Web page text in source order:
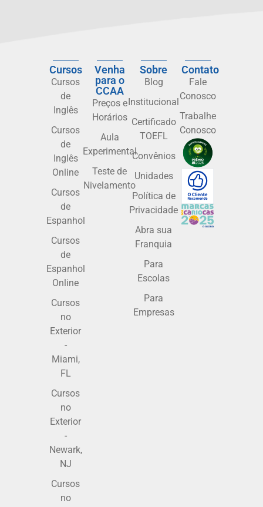
Cursos
Cursos
de
Inglês
Cursos
de
Inglês
Online
Cursos
de
Espanhol
Cursos
de
Espanhol
Online
Cursos
no
Exterior
-
Miami,
FL
Cursos
no
Exterior
-
Newark,
NJ
Cursos
no
Venha
para o
CCAA
Preços e
Horários
Aula
Experimental
Teste de
Nivelamento
Sobre
Blog
Institucional
Certificado
TOEFL
Convênios
Unidades
Política de
Privacidade
Abra sua
Franquia
Para
Escolas
Para
Empresas
Contato
Fale
Conosco
Trabalhe
Conosco